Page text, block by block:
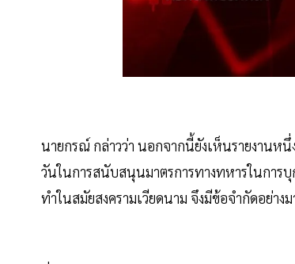
นายกรณ์ กล่าวว่า นอกจากนี้ยังเห็นรายงานหนึ่
วันในการสนับสนุนมาตรการทางทหารในการ
ทำในสมัยสงครามเวียดนาม จึงมีข้อจำกัดอย่าง